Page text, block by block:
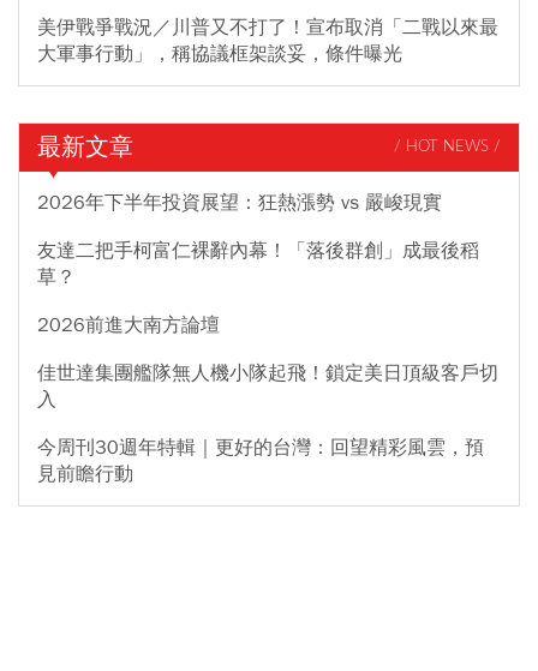
美伊戰爭戰況／川普又不打了！宣布取消「二戰以來最
大軍事行動」，稱協議框架談妥，條件曝光
最新文章 / HOT NEWS /
2026年下半年投資展望：狂熱漲勢 vs 嚴峻現實
友達二把手柯富仁裸辭內幕！「落後群創」成最後稻
草？
2026前進大南方論壇
佳世達集團艦隊無人機小隊起飛！鎖定美日頂級客戶切
入
今周刊30週年特輯｜更好的台灣：回望精彩風雲，預
見前瞻行動